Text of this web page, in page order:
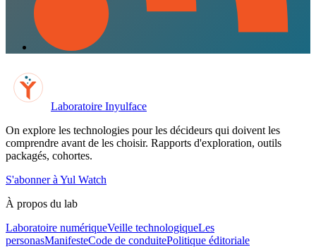
Laboratoire Inyulface
On explore les technologies pour les décideurs qui doivent les
comprendre avant de les choisir. Rapports d'exploration, outils
packagés, cohortes.
S'abonner à Yul Watch
À propos du lab
Laboratoire numériqueVeille technologiqueLes
personasManifesteCode de conduitePolitique éditoriale